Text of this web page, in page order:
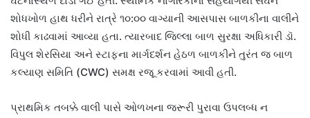
શોધખોળ હાથ ધરીને રાત્રે ૧૦:૦૦ વાગ્યાની આસપાસ બાળકીના વાલીને
શોધી કાઢવામાં આવ્યા હતા. ત્યારબાદ જિલ્લા બાળ સુરક્ષા અધિકારી ડૉ.
વિપુલ શેરસિયા અને સ્ટાફના માર્ગદર્શન હેઠળ બાળકીને તુરંત જ બાળ
કલ્યાણ સમિતિ (CWC) સમક્ષ રજૂ કરવામાં આવી હતી.
પ્રાથમિક તબક્કે વાલી પાસે ઓળખના જરૂરી પુરાવા ઉપલબ્ધ ન